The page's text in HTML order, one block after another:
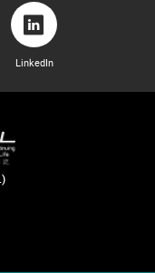
LinkedIn